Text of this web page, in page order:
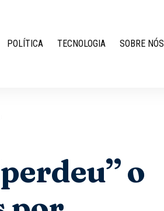
POLÍTICA TECNOLOGIA SOBRE NÓS
o